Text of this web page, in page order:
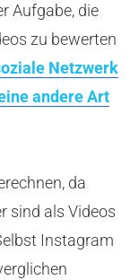
Aufgabe, die
zu bewerten
Netzwerk
andere Art
da
sind als Videos
Instagram